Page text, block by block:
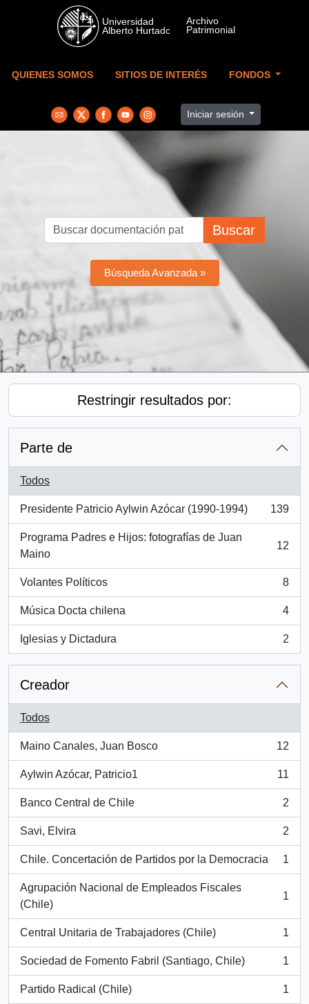
Skip to main content
QUIENES SOMOS SITIOS DE INTERÉS FONDOS
Iniciar sesión
Buscar
Búsqueda Avanzada »
Restringir resultados por:
Parte de
Todos
Presidente Patricio Aylwin Azócar (1990-1994)
, 139 resultados
139
Programa Padres e Hijos: fotografías de Juan
Maino
, 12 resultados
12
Volantes Políticos
, 8 resultados
8
Música Docta chilena
, 4 resultados
4
Iglesias y Dictadura
, 2 resultados
2
Creador
Todos
Maino Canales, Juan Bosco
, 12 resultados
12
Aylwin Azócar, Patricio1
, 11 resultados
11
Banco Central de Chile
, 2 resultados
2
Savi, Elvira
, 2 resultados
2
Chile. Concertación de Partidos por la Democracia
, 1 resultados
1
Agrupación Nacional de Empleados Fiscales
(Chile)
, 1 resultados
1
Central Unitaria de Trabajadores (Chile)
, 1 resultados
1
Sociedad de Fomento Fabril (Santiago, Chile)
, 1 resultados
1
Partido Radical (Chile)
, 1 resultados
1